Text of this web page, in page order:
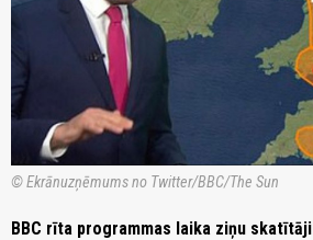
© Ekrānuzņēmums no Twitter/BBC/The Sun
BBC rīta programmas laika ziņu